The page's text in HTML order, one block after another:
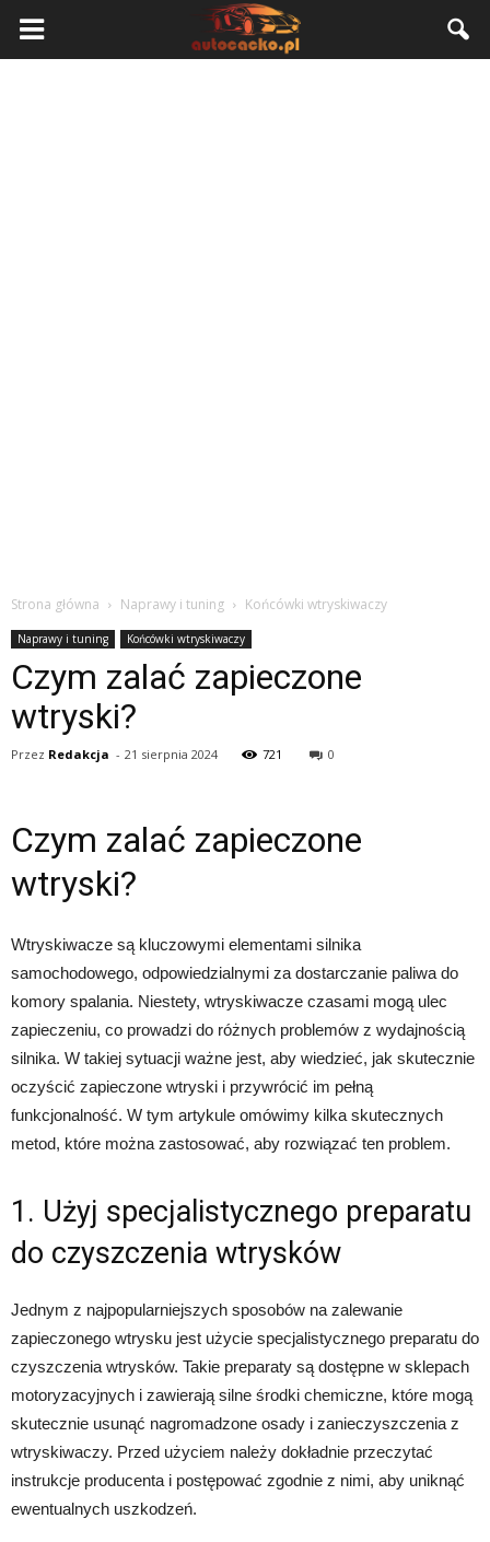
Strona główna Naprawy i tuning Końcówki wtryskiwaczy
Naprawy i tuning Końcówki wtryskiwaczy
Czym zalać zapieczone
wtryski?
Przez Redakcja - 21 sierpnia 2024 721 0
Czym zalać zapieczone
wtryski?
Wtryskiwacze są kluczowymi elementami silnika
samochodowego, odpowiedzialnymi za dostarczanie paliwa do
komory spalania. Niestety, wtryskiwacze czasami mogą ulec
zapieczeniu, co prowadzi do różnych problemów z wydajnością
silnika. W takiej sytuacji ważne jest, aby wiedzieć, jak skutecznie
oczyścić zapieczone wtryski i przywrócić im pełną
funkcjonalność. W tym artykule omówimy kilka skutecznych
metod, które można zastosować, aby rozwiązać ten problem.
1. Użyj specjalistycznego preparatu
do czyszczenia wtrysków
Jednym z najpopularniejszych sposobów na zalewanie
zapieczonego wtrysku jest użycie specjalistycznego preparatu do
czyszczenia wtrysków. Takie preparaty są dostępne w sklepach
motoryzacyjnych i zawierają silne środki chemiczne, które mogą
skutecznie usunąć nagromadzone osady i zanieczyszczenia z
wtryskiwaczy. Przed użyciem należy dokładnie przeczytać
instrukcje producenta i postępować zgodnie z nimi, aby uniknąć
ewentualnych uszkodzeń.